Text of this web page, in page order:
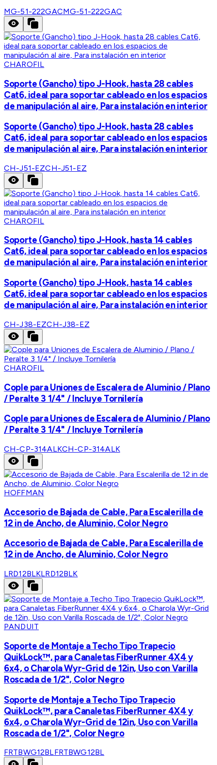
MG-51-222GACMG-51-222GAC
CHAROFIL
Soporte (Gancho) tipo J-Hook, hasta 28 cables
Cat6, ideal para soportar cableado en los espacios
de manipulación al aire, Para instalación en interior
Soporte (Gancho) tipo J-Hook, hasta 28 cables
Cat6, ideal para soportar cableado en los espacios
de manipulación al aire, Para instalación en interior
CH-J51-EZCH-J51-EZ
CHAROFIL
Soporte (Gancho) tipo J-Hook, hasta 14 cables
Cat6, ideal para soportar cableado en los espacios
de manipulación al aire, Para instalación en interior
Soporte (Gancho) tipo J-Hook, hasta 14 cables
Cat6, ideal para soportar cableado en los espacios
de manipulación al aire, Para instalación en interior
CH-J38-EZCH-J38-EZ
CHAROFIL
Cople para Uniones de Escalera de Aluminio / Plano
/ Peralte 3 1/4" / Incluye Tornilería
Cople para Uniones de Escalera de Aluminio / Plano
/ Peralte 3 1/4" / Incluye Tornilería
CH-CP-314ALKCH-CP-314ALK
HOFFMAN
Accesorio de Bajada de Cable, Para Escalerilla de
12 in de Ancho, de Aluminio, Color Negro
Accesorio de Bajada de Cable, Para Escalerilla de
12 in de Ancho, de Aluminio, Color Negro
LRD12BLKLRD12BLK
PANDUIT
Soporte de Montaje a Techo Tipo Trapecio
QuikLock™, para Canaletas FiberRunner 4X4 y
6x4, o Charola Wyr-Grid de 12in, Uso con Varilla
Roscada de 1/2", Color Negro
Soporte de Montaje a Techo Tipo Trapecio
QuikLock™, para Canaletas FiberRunner 4X4 y
6x4, o Charola Wyr-Grid de 12in, Uso con Varilla
Roscada de 1/2", Color Negro
FRTBWG12BLFRTBWG12BL